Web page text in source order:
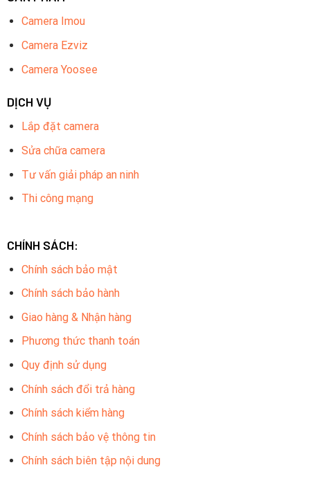
Camera Imou
Camera Ezviz
Camera Yoosee
DỊCH VỤ
Lắp đặt camera
Sửa chữa camera
Tư vấn giải pháp an ninh
Thi công mạng
CHÍNH SÁCH:
Chính sách bảo mật
Chính sách bảo hành
Giao hàng & Nhận hàng
Phương thức thanh toán
Quy định sử dụng
Chính sách đổi trả hàng
Chính sách kiểm hàng
Chính sách bảo vệ thông tin
Chính sách biên tập nội dung